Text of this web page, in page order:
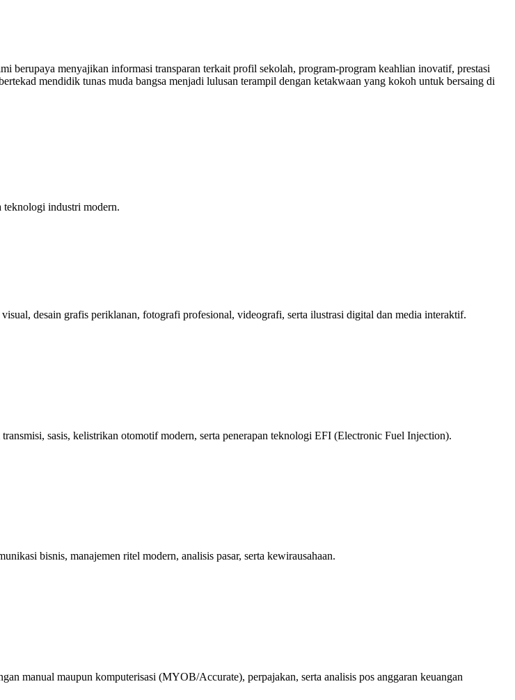
menyajikan informasi transparan terkait profil sekolah, program-program keahlian inovatif, prestasi
mendidik tunas muda bangsa menjadi lulusan terampil dengan ketakwaan yang kokoh untuk bersaing di
teknologi industri modern.
desain grafis periklanan, fotografi profesional, videografi, serta ilustrasi digital dan media interaktif.
sasis, kelistrikan otomotif modern, serta penerapan teknologi EFI (Electronic Fuel Injection).
bisnis, manajemen ritel modern, analisis pasar, serta kewirausahaan.
manual maupun komputerisasi (MYOB/Accurate), perpajakan, serta analisis pos anggaran keuangan